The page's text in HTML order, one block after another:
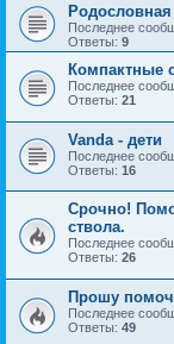
Родословная
Последнее
Ответы: 9
Компактные
Последнее
Ответы: 21
Vanda - дети
Последнее
Ответы: 16
Срочно!
ствола.
Последнее
Ответы: 26
Прошу
Последнее
Ответы: 49